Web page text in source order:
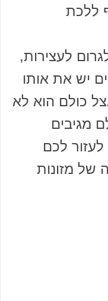
ללכת
לעצירות,
יש את אותו
כולם הוא לא
מגיבים
לכם
של מזונות